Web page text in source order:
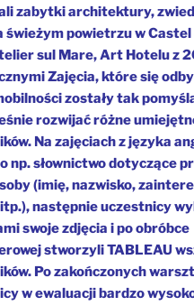
zabytki architektury,
świeżym powietrzu w Castel
sul Mare, Art Hotelu z
Zajęcia, które się
zostały tak
rozwijać różne
Na zajęciach z języka
np. słownictwo dotyczące
(imię, nazwisko,
następnie uczestnicy
swoje zdjęcia i po obróbce
stworzyli TABLEAU
Po zakończonych
w ewaluacji bardzo